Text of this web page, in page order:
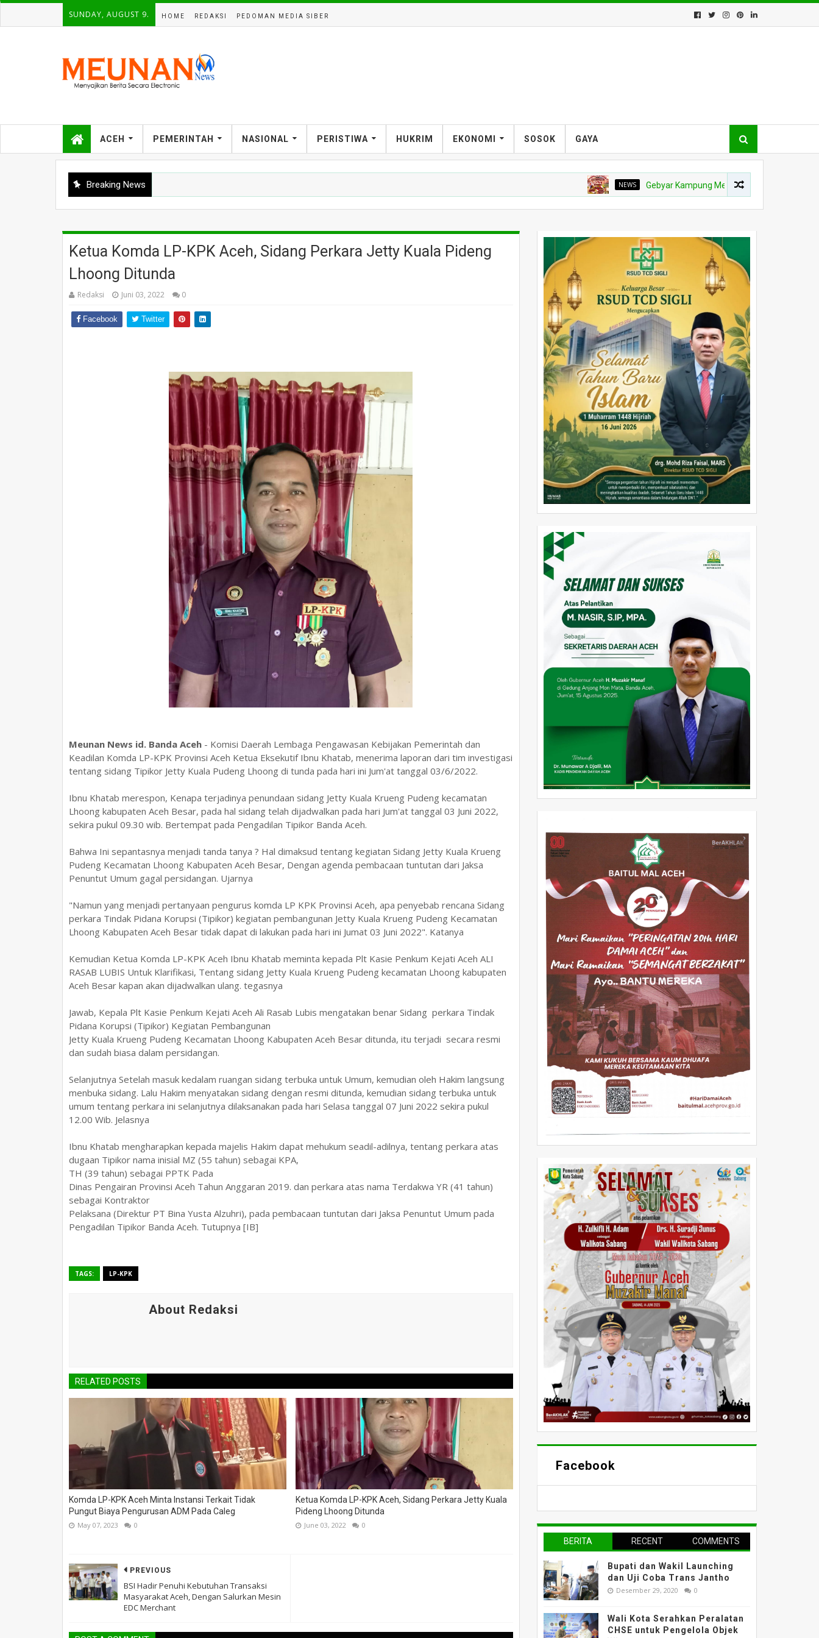
SUNDAY, AUGUST 9. HOME REDAKSI PEDOMAN MEDIA SIBER
ACEH PEMERINTAH NASIONAL PERISTIWA HUKRIM EKONOMI SOSOK GAYA
Breaking News NEWS Gebyar Kampung Merah Putih Berhadiah Rp150
Ketua Komda LP-KPK Aceh, Sidang Perkara Jetty Kuala Pideng
Lhoong Ditunda
Redaksi Juni 03, 2022 0
Facebook Twitter
Meunan News id. Banda Aceh - Komisi Daerah Lembaga Pengawasan Kebijakan Pemerintah dan
Keadilan Komda LP-KPK Provinsi Aceh Ketua Eksekutif Ibnu Khatab, menerima laporan dari tim investigasi
tentang sidang Tipikor Jetty Kuala Pudeng Lhoong di tunda pada hari ini Jum'at tanggal 03/6/2022.
Ibnu Khatab merespon, Kenapa terjadinya penundaan sidang Jetty Kuala Krueng Pudeng kecamatan
Lhoong kabupaten Aceh Besar, pada hal sidang telah dijadwalkan pada hari Jum'at tanggal 03 Juni 2022,
sekira pukul 09.30 wib. Bertempat pada Pengadilan Tipikor Banda Aceh.
Bahwa Ini sepantasnya menjadi tanda tanya ? Hal dimaksud tentang kegiatan Sidang Jetty Kuala Krueng
Pudeng Kecamatan Lhoong Kabupaten Aceh Besar, Dengan agenda pembacaan tuntutan dari Jaksa
Penuntut Umum gagal persidangan. Ujarnya
"Namun yang menjadi pertanyaan pengurus komda LP KPK Provinsi Aceh, apa penyebab rencana Sidang
perkara Tindak Pidana Korupsi (Tipikor) kegiatan pembangunan Jetty Kuala Krueng Pudeng Kecamatan
Lhoong Kabupaten Aceh Besar tidak dapat di lakukan pada hari ini Jumat 03 Juni 2022". Katanya
Kemudian Ketua Komda LP-KPK Aceh Ibnu Khatab meminta kepada Plt Kasie Penkum Kejati Aceh ALI
RASAB LUBIS Untuk Klarifikasi, Tentang sidang Jetty Kuala Krueng Pudeng kecamatan Lhoong kabupaten
Aceh Besar kapan akan dijadwalkan ulang. tegasnya
Jawab, Kepala Plt Kasie Penkum Kejati Aceh Ali Rasab Lubis mengatakan benar Sidang perkara Tindak
Pidana Korupsi (Tipikor) Kegiatan Pembangunan
Jetty Kuala Krueng Pudeng Kecamatan Lhoong Kabupaten Aceh Besar ditunda, itu terjadi secara resmi
dan sudah biasa dalam persidangan.
Selanjutnya Setelah masuk kedalam ruangan sidang terbuka untuk Umum, kemudian oleh Hakim langsung
menbuka sidang. Lalu Hakim menyatakan sidang dengan resmi ditunda, kemudian sidang terbuka untuk
umum tentang perkara ini selanjutnya dilaksanakan pada hari Selasa tanggal 07 Juni 2022 sekira pukul
12.00 Wib. Jelasnya
Ibnu Khatab mengharapkan kepada majelis Hakim dapat mehukum seadil-adilnya, tentang perkara atas
dugaan Tipikor nama inisial MZ (55 tahun) sebagai KPA,
TH (39 tahun) sebagai PPTK Pada
Dinas Pengairan Provinsi Aceh Tahun Anggaran 2019. dan perkara atas nama Terdakwa YR (41 tahun)
sebagai Kontraktor
Pelaksana (Direktur PT Bina Yusta Alzuhri), pada pembacaan tuntutan dari Jaksa Penuntut Umum pada
Pengadilan Tipikor Banda Aceh. Tutupnya [IB]
TAGS: LP-KPK
About Redaksi
RELATED POSTS
Komda LP-KPK Aceh Minta Instansi Terkait Tidak
Pungut Biaya Pengurusan ADM Pada Caleg
May 07, 2023 0
Ketua Komda LP-KPK Aceh, Sidang Perkara Jetty Kuala
Pideng Lhoong Ditunda
June 03, 2022 0
PREVIOUS
BSI Hadir Penuhi Kebutuhan Transaksi
Masyarakat Aceh, Dengan Salurkan Mesin
EDC Merchant
Facebook
BERITA
RECENT COMMENTS
Bupati dan Wakil Launching
dan Uji Coba Trans Jantho
Desember 29, 2020 0
Wali Kota Serahkan Peralatan
CHSE untuk Pengelola Objek